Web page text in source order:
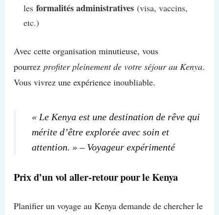
les formalités administratives(visa, vaccins,
etc.)
Avec cette organisation minutieuse, vous
pourrez profiter pleinement de votre séjour au Kenya.
Vous vivrez une expérience inoubliable.
« Le Kenya est une destination de rêve qui
mérite d’être explorée avec soin et
attention. » – Voyageur expérimenté
Prix d’un vol aller-retour pour le Kenya
Planifier un voyage au Kenya demande de chercher le